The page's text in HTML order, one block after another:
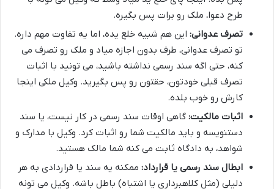
طرح دعوا، ملک رو برات پس بگیره.
تصرف عدوانی: این هم شبیه خلع یده، اما یه تفاوت مهم داره.
تو تصرف عدوانی، طرف بدون اجازه میاد و ملک رو تصرف می
کنه، حتی اگه سند رسمی نداشته باشید، می تونید با اثبات
تصرف قبلی خودتون، حقتون رو پس بگیرید. وکیل ملکی اینجا
کارش رو خوب بلده.
اثبات مالکیت: گاهی اوقات سند رسمی در کار نیست، یا سند
دستنویسه و باید مالکیت شما رو اثبات کرد. وکیل با مدارک و
شواهد، به دادگاه ثابت می کنه شما مالک هستید.
ابطال سند رسمی یا قرارداد: ممکنه یه سند یا قراردادی به هر
دلیلی (مثل کلاهبرداری یا اشتباه) باطل باشه. وکیل می تونه